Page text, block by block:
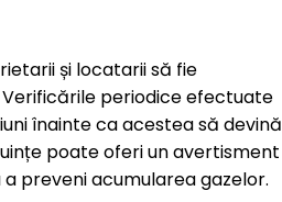
și locatarii să fie
periodice efectuate
înainte ca acestea să devină
poate oferi un avertisment
preveni acumularea gazelor.